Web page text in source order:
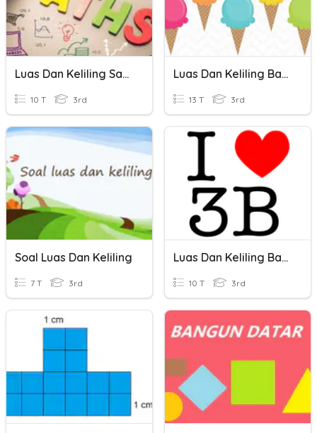
Luas Dan Keliling Satuan Tidak Baku
10 T 3rd
Luas Dan Keliling Bangun Datar
13 T 3rd
Soal Luas Dan Keliling
7 T 3rd
Luas Dan Keliling Bangun Datar
10 T 3rd